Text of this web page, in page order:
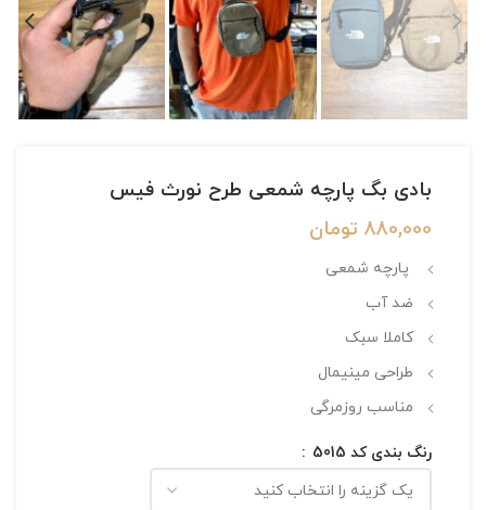
بادی بگ پارچه شمعی طرح نورث فیس
880,000 تومان
پارچه شمعی
ضد آب
کاملا سبک
طراحی مینیمال
مناسب روزمرگی
رنگ بندی کد 5015